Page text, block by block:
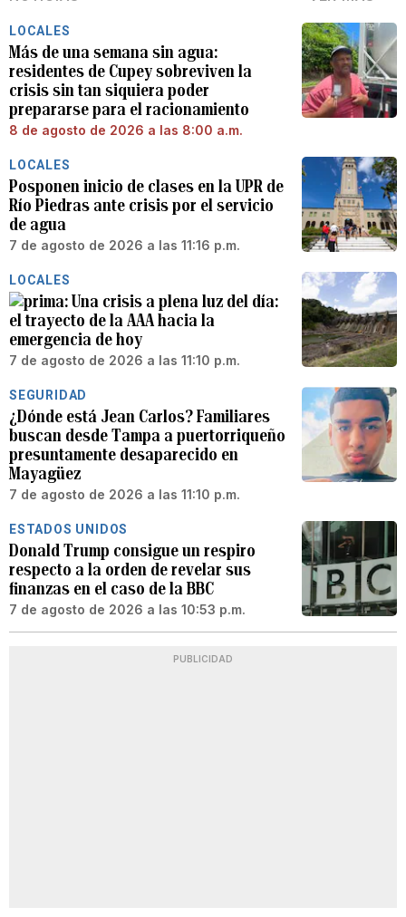
LOCALES
Más de una semana sin agua:
residentes de Cupey sobreviven la
crisis sin tan siquiera poder
prepararse para el racionamiento
8 de agosto de 2026 a las 8:00 a.m.
LOCALES
Posponen inicio de clases en la UPR de
Río Piedras ante crisis por el servicio
de agua
7 de agosto de 2026 a las 11:16 p.m.
LOCALES
Una crisis a plena luz del día:
el trayecto de la AAA hacia la
emergencia de hoy
7 de agosto de 2026 a las 11:10 p.m.
SEGURIDAD
¿Dónde está Jean Carlos? Familiares
buscan desde Tampa a puertorriqueño
presuntamente desaparecido en
Mayagüez
7 de agosto de 2026 a las 11:10 p.m.
ESTADOS UNIDOS
Donald Trump consigue un respiro
respecto a la orden de revelar sus
finanzas en el caso de la BBC
7 de agosto de 2026 a las 10:53 p.m.
PUBLICIDAD